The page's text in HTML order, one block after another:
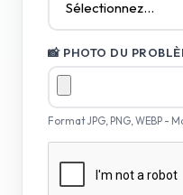
📸 PHOTO DU
Format JPG, PNG, WEBP -